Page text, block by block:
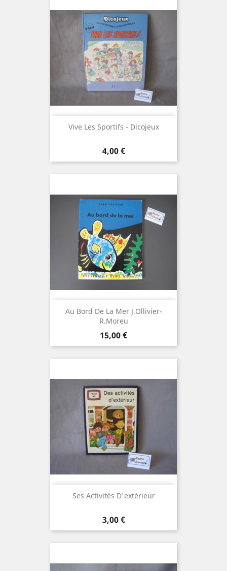
Vive Les Sportifs - Dicojeux
Prix
4,00 €
Au Bord De La Mer J.Ollivier-
R.Moreu
Prix
15,00 €
Ses Activités D'extérieur
Prix
3,00 €